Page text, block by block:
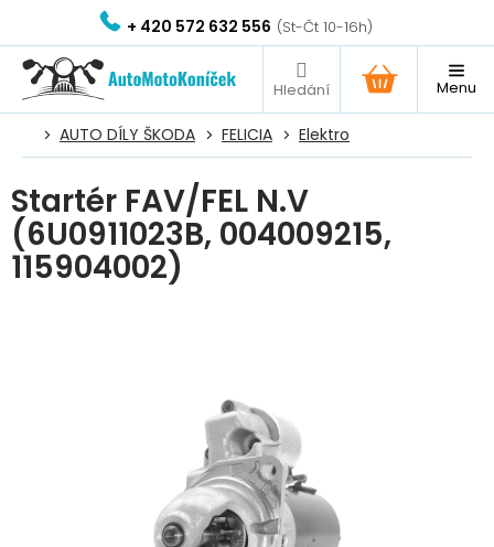
obsah
+ 420 572 632 556
NÁKUPNÍ
KOŠÍK
AUTO DÍLY ŠKODA FELICIA Elektro
Startér FAV/FEL N.V
(6U0911023B, 004009215,
115904002)